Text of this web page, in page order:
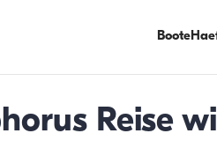
Boote
Reise